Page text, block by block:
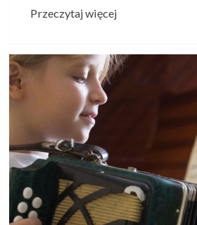
Przeczytaj więcejPrzeczytaj
Dąb